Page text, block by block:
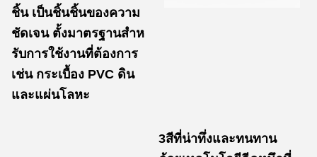
ชิ้น เป็นชิ้นชิ้นของความ
ชัดเจน ตั้งมาตรฐานสําห
รับการใช้งานที่ต้องการ
เช่น กระเบื้อง PVC ดิน
และแผ่นโลหะ
3สีที่น่าทึ่งและทนทาน